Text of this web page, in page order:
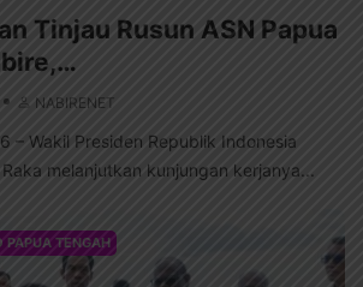
Tinjau Rusun ASN Papua
NABIRENET
– Wakil Presiden Republik Indonesia
melanjutkan kunjungan kerjanya...
PAPUA TENGAH